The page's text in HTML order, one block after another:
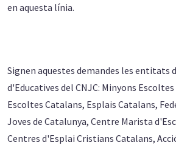
en aquesta línia.
Signen aquestes demandes les entitats
d'Educatives del CNJC: Minyons
Escoltes Catalans, Esplais Catalans,
Joves de Catalunya, Centre Marista
Centres d'Esplai Cristians Catalans,